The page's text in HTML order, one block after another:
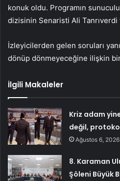
konuk oldu. Programın
dizisinin Senaristi Ali Tanrıverdi
İzleyicilerden gelen soruları
dönüp dönmeyeceğine ilişkin
İlgili Makaleler
Kriz adam
değil,
Ağustos 6, 2026
8. Karaman
Şöleni Büyük